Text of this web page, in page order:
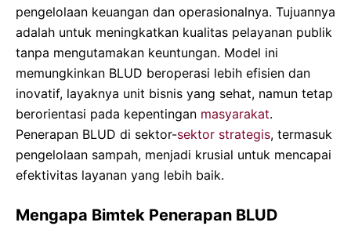
pengelolaan keuangan dan operasionalnya. Tujuannya
adalah untuk meningkatkan kualitas pelayanan publik
tanpa mengutamakan keuntungan. Model ini
memungkinkan BLUD beroperasi lebih efisien dan
inovatif, layaknya unit bisnis yang sehat, namun tetap
berorientasi pada kepentingan masyarakat.
Penerapan BLUD di sektor-sektor strategis, termasuk
pengelolaan sampah, menjadi krusial untuk mencapai
efektivitas layanan yang lebih baik.
Mengapa Bimtek Penerapan BLUD